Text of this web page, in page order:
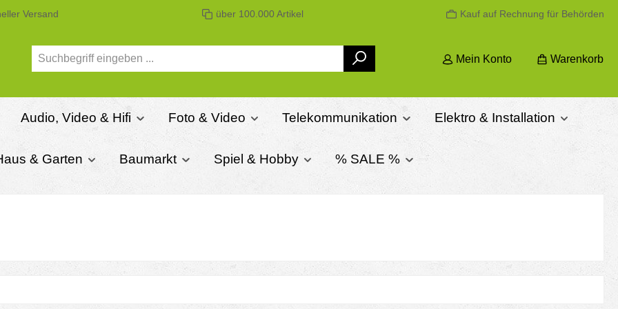
Versand über 100.000 Artikel Kauf auf Rechnung für Behörden
Mein Konto Warenkorb
Audio, Video & Hifi Foto & Video Telekommunikation Elektro & Installation
& Garten Baumarkt Spiel & Hobby % SALE %